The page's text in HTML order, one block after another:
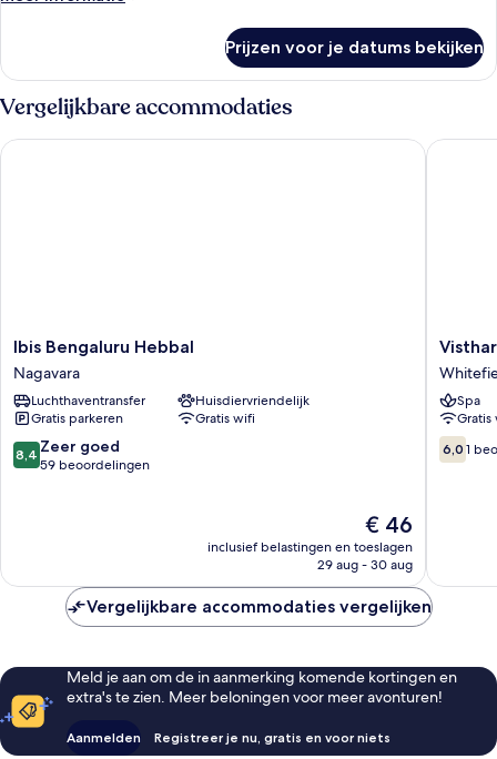
Double
Room
Prijzen voor je datums bekijken
Vergelijkbare accommodaties
Ibis
Bengaluru
Hebbal
Nagavara
Ibis Bengaluru Hebbal
Nagavara
Luchthaventransfer
Huisdiervriendelijk
Gratis parkeren
Gratis wifi
8.4
van
8,4 Zeer goed
59 beoordelingen
De
prijs
is
€ 46
inclusief belastingen en toeslagen
29 aug - 30 aug
Ibis Bengaluru Hebbal
Visthara
Grands
Spa
Gratis
6.0
van
6,0 1
Visthara
Vergelijkbare accommodaties vergelijken
Meld je aan om de in aanmerking komende kortingen en
extra's te zien. Meer beloningen voor meer avonturen!
Aanmelden Registreer je nu, gratis en voor niets